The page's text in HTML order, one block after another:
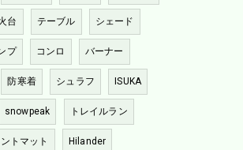
台 テーブル シェード
プ コンロ バーナー
防寒着 シュラフ ISUKA
snowpeak トレイルラン
トマット Hilander